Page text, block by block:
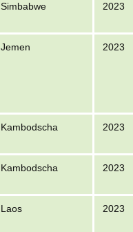
Simbabwe 2023
Jemen 2023
Kambodscha 2023
Kambodscha 2023
Laos 2023